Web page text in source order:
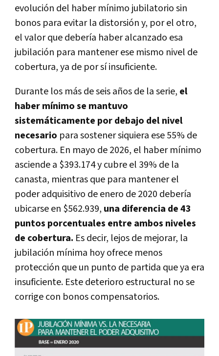
evolución del haber mínimo jubilatorio sin
bonos para evitar la distorsión y, por el otro,
el valor que debería haber alcanzado esa
jubilación para mantener ese mismo nivel de
cobertura, ya de por sí insuficiente.
Durante los más de seis años de la serie, el
haber mínimo se mantuvo
sistemáticamente por debajo del nivel
necesario para sostener siquiera ese 55% de
cobertura. En mayo de 2026, el haber mínimo
asciende a $393.174 y cubre el 39% de la
canasta, mientras que para mantener el
poder adquisitivo de enero de 2020 debería
ubicarse en $562.939, una diferencia de 43
puntos porcentuales entre ambos niveles
de cobertura. Es decir, lejos de mejorar, la
jubilación mínima hoy ofrece menos
protección que un punto de partida que ya era
insuficiente. Este deterioro estructural no se
corrige con bonos compensatorios.